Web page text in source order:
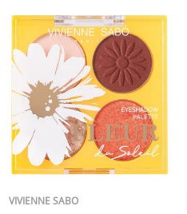
VIVIENNE SABO